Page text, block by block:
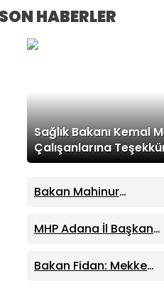
HABERLER
Sağlık Bakanı Kemal
Çalışanlarına
Bakan Mahinur
Yeni Yasal Düzenleme
Açıklaması:
Yararını Sağlam Bir
MHP Adana İl Başkanı
Ayyüce Türkeş Taş’a
Sert Tepki: “Haddinizi
Bakan Fidan: Mekke